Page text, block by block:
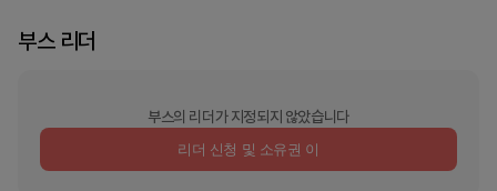
부스 리더
부스의 리더가 지정되지 않았습니다
리더 신청 및 소유권 이